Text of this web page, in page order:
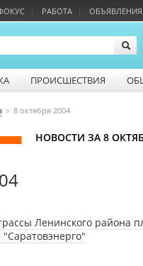
РАБОТА ОБЪЯВЛЕНИЯ
ПРОИСШЕСТВИЯ
8 октября 2004
НОВОСТИ ЗА 8
Ленинского района